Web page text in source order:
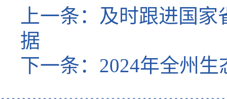
上一条： 及时跟进国家
据
下一条： 2024年全州